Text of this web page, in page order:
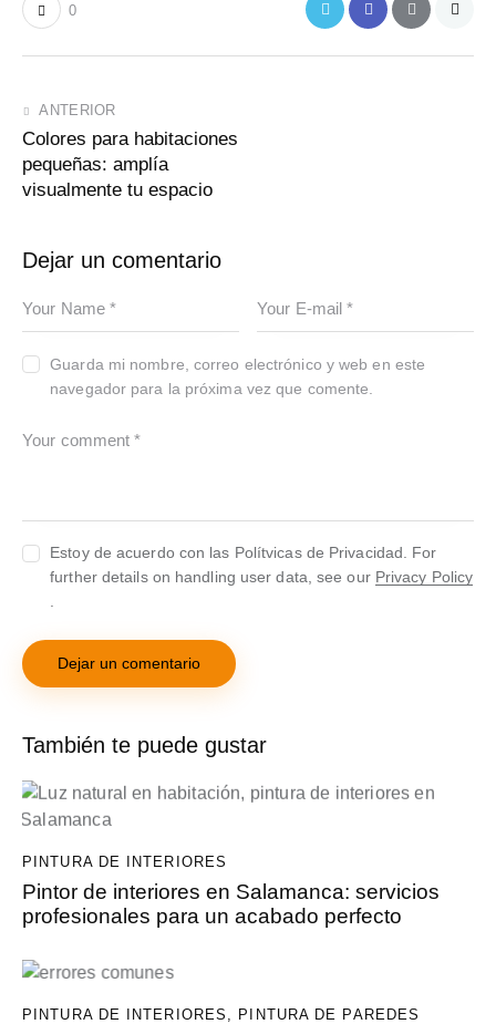
0
ANTERIOR
Colores para habitaciones
pequeñas: amplía
visualmente tu espacio
Dejar un comentario
Guarda mi nombre, correo electrónico y web en este
navegador para la próxima vez que comente.
Estoy de acuerdo con las Polítvicas de Privacidad. For
further details on handling user data, see our Privacy Policy
También te puede gustar
PINTURA DE INTERIORES
Pintor de interiores en Salamanca: servicios
profesionales para un acabado perfecto
PINTURA DE INTERIORES PINTURA DE PAREDES